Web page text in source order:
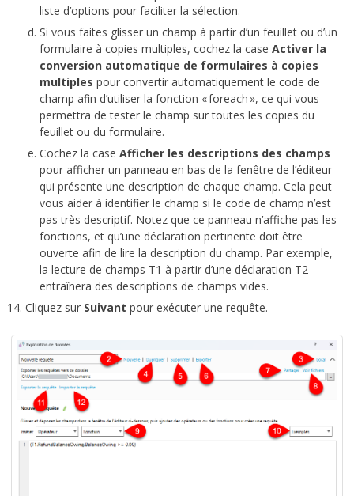
liste d’options pour faciliter la sélection.
Si vous faites glisser un champ à partir d’un feuillet ou d’un
formulaire à copies multiples, cochez la case Activer la
conversion automatique de formulaires à copies
multiples pour convertir automatiquement le code de
champ afin d’utiliser la fonction « foreach », ce qui vous
permettra de tester le champ sur toutes les copies du
feuillet ou du formulaire.
Cochez la case Afficher les descriptions des champs
pour afficher un panneau en bas de la fenêtre de l’éditeur
qui présente une description de chaque champ. Cela peut
vous aider à identifier le champ si le code de champ n’est
pas très descriptif. Notez que ce panneau n’affiche pas les
fonctions, et qu’une déclaration pertinente doit être
ouverte afin de lire la description du champ. Par exemple,
la lecture de champs T1 à partir d’une déclaration T2
entraînera des descriptions de champs vides.
Cliquez sur Suivant pour exécuter une requête.